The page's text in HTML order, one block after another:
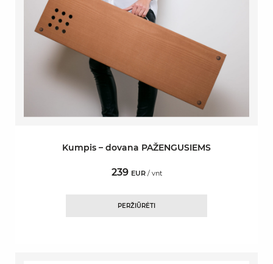
Kumpis – dovana PAŽENGUSIEMS
239 EUR/ vnt
PERŽIŪRĖTI